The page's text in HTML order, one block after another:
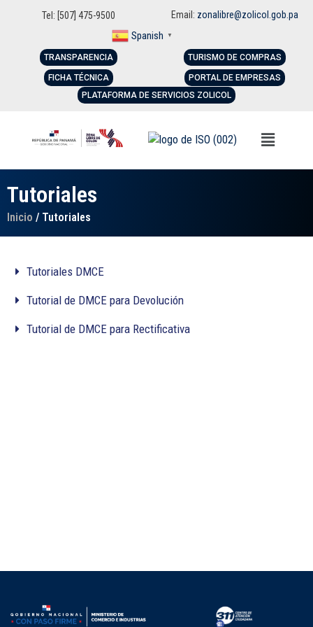
Tel: [507] 475-9500 Email: zonalibre@zolicol.gob.pa
Spanish ▼
TRANSPARENCIA
FICHA TÉCNICA
TURISMO DE COMPRAS
PORTAL DE EMPRESAS
PLATAFORMA DE SERVICIOS ZOLICOL
Tutoriales
Inicio / Tutoriales
Tutoriales DMCE
Tutorial de DMCE para Devolución
Tutorial de DMCE para Rectificativa